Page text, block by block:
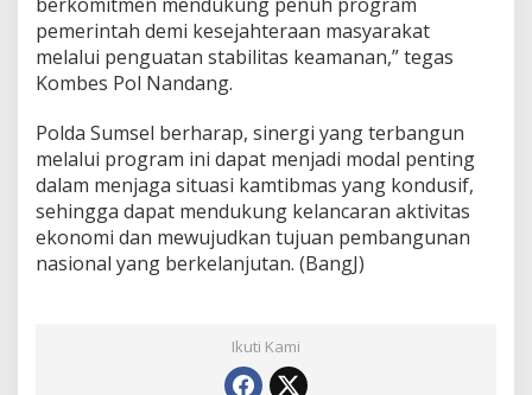
pemerintah demi kesejahteraan masyarakat
melalui penguatan stabilitas keamanan,” tegas
Kombes Pol Nandang.
Polda Sumsel berharap, sinergi yang terbangun
melalui program ini dapat menjadi modal penting
dalam menjaga situasi kamtibmas yang kondusif,
sehingga dapat mendukung kelancaran aktivitas
ekonomi dan mewujudkan tujuan pembangunan
nasional yang berkelanjutan. (BangJ)
Ikuti Kami